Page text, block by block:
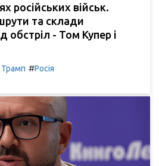
російських військ.
та склади
обстріл - Том Купер і
#Росія